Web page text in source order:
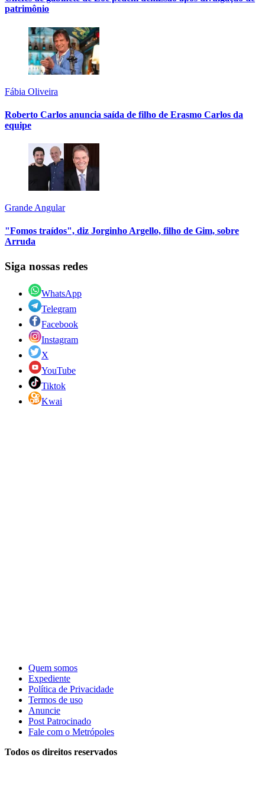
patrimônio
Fábia Oliveira
Roberto Carlos anuncia saída de filho de Erasmo Carlos da
equipe
Grande Angular
"Fomos traídos", diz Jorginho Argello, filho de Gim, sobre
Arruda
Siga nossas redes
WhatsApp
Telegram
Facebook
Instagram
X
YouTube
Tiktok
Kwai
Quem somos
Expediente
Política de Privacidade
Termos de uso
Anuncie
Post Patrocinado
Fale com o Metrópoles
Todos os direitos reservados